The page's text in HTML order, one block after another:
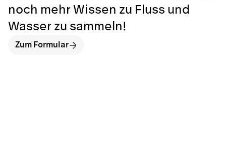
noch mehr Wissen zu Fluss und
Wasser zu sammeln!
Zum Formular